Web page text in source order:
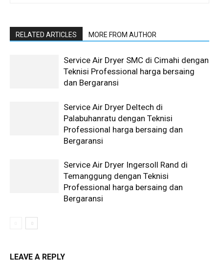
RELATED ARTICLES MORE FROM AUTHOR
Service Air Dryer SMC di Cimahi dengan
Teknisi Professional harga bersaing
dan Bergaransi
Service Air Dryer Deltech di
Palabuhanratu dengan Teknisi
Professional harga bersaing dan
Bergaransi
Service Air Dryer Ingersoll Rand di
Temanggung dengan Teknisi
Professional harga bersaing dan
Bergaransi
LEAVE A REPLY